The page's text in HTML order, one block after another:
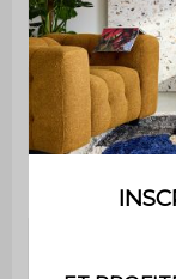
Contient du
bois